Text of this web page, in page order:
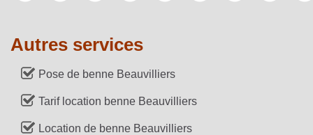
Autres services
Pose de benne Beauvilliers
Tarif location benne Beauvilliers
Location de benne Beauvilliers